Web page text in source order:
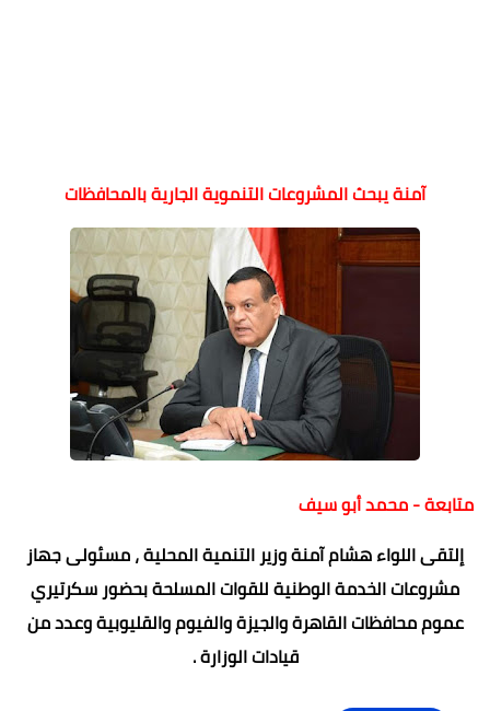
آمنة يبحث المشروعات التنموية الجارية بالمحافظات
متابعة - محمد أبو سيف
إلتقى اللواء هشام آمنة وزير التنمية المحلية ، مسئولى جهاز
مشروعات الخدمة الوطنية للقوات المسلحة بحضور سكرتيري
عموم محافظات القاهرة والجيزة والفيوم والقليوبية وعدد من
قيادات الوزارة .